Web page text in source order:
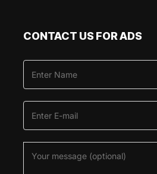
CONTACT US FOR ADS